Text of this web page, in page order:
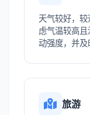
天气较好，
虑气温较高
动强度，并及
旅游